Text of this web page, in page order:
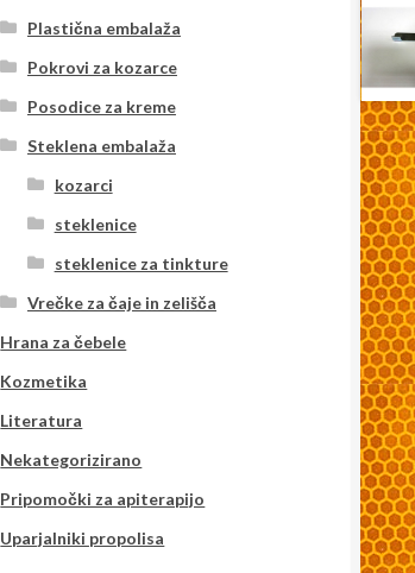
Plastična embalaža
Pokrovi za kozarce
Posodice za kreme
Steklena embalaža
kozarci
steklenice
steklenice za tinkture
Vrečke za čaje in zelišča
Hrana za čebele
Kozmetika
Literatura
Nekategorizirano
Pripomočki za apiterapijo
Uparjalniki propolisa